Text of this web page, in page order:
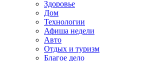
Здоровье
Дом
Технологии
Афиша недели
Авто
Отдых и туризм
Благое дело